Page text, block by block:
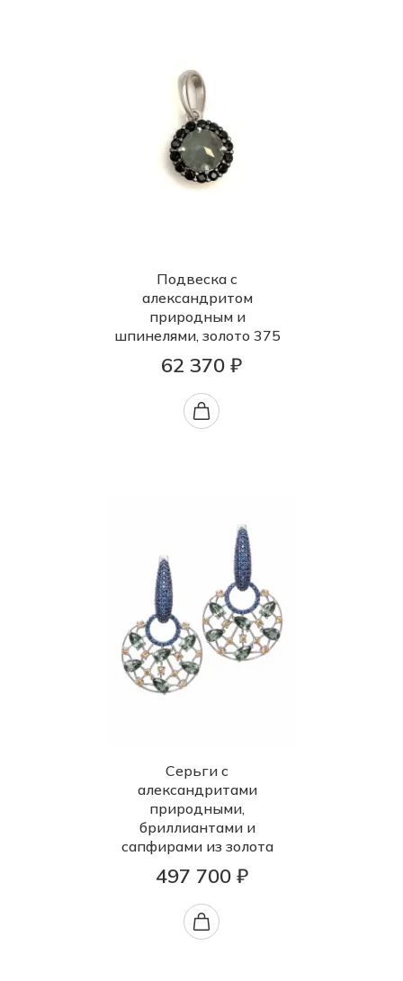
Подвеска с
александритом
природным и
шпинелями, золото 375
62 370 ₽
Серьги с
александритами
природными,
бриллиантами и
сапфирами из золота
497 700 ₽